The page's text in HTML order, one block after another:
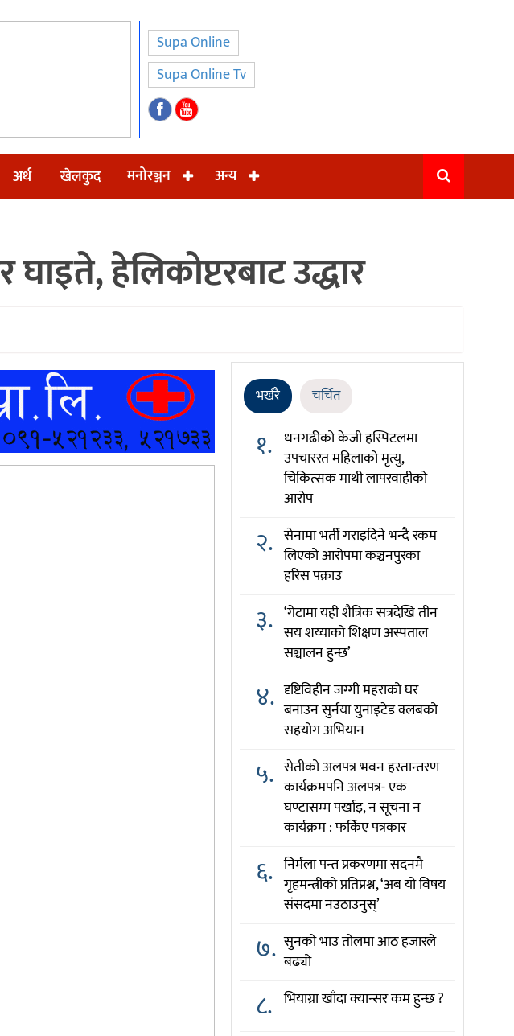
Supa Online
Supa Online Tv
अर्थ खेलकुद मनोरञ्जन अन्य
हेलिकोप्टरबाट उद्धार
भर्खरै चर्चित
१. धनगढीको केजी हस्पिटलमा
उपचाररत महिलाको मृत्यु,
चिकित्सक माथी लापरवाहीको
आरोप
२. सेनामा भर्ती गराइदिने भन्दै रकम
लिएको आरोपमा कञ्चनपुरका
हरिस पक्राउ
३. ‘गेटामा यही शैत्रिक सत्रदेखि तीन
सय शय्याको शिक्षण अस्पताल
सञ्चालन हुन्छ’
४. दृष्टिविहीन जग्गी महराको घर
बनाउन सुर्नया युनाइटेड क्लबको
सहयोग अभियान
५. सेतीको अलपत्र भवन हस्तान्तरण
कार्यक्रमपनि अलपत्र- एक
घण्टासम्म पर्खाइ, न सूचना न
कार्यक्रम : फर्किए पत्रकार
६. निर्मला पन्त प्रकरणमा सदनमै
गृहमन्त्रीको प्रतिप्रश्न, ‘अब यो विषय
संसदमा नउठाउनुस्’
७. सुनको भाउ तोलमा आठ हजारले
बढ्यो
८. भियाग्रा खाँदा क्यान्सर कम हुन्छ ?